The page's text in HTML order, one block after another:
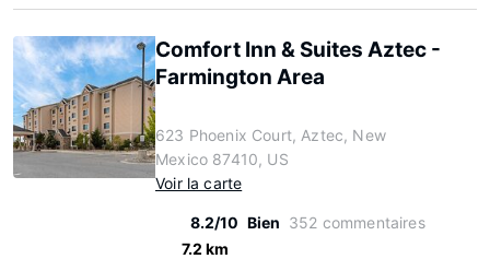
Comfort Inn & Suites Aztec -
Farmington Area
623 Phoenix Court, Aztec, New
Mexico 87410, US
Voir la carte
8.2/10 Bien 352 commentaires
7.2 km